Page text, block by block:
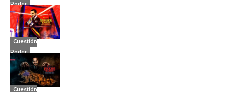
Poder
Cuestión
Poder
Cuestión